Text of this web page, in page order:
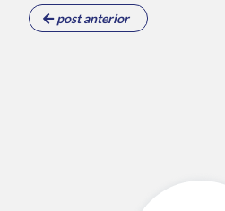
post anterior